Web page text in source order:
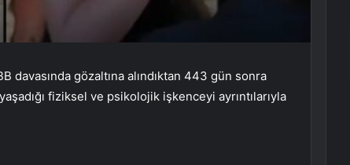
davasında gözaltına alındıktan 443 gün sonra
fiziksel ve psikolojik işkenceyi ayrıntılarıyla